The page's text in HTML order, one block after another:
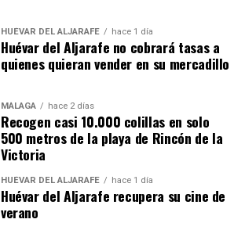
HUÉVAR DEL ALJARAFE hace 1 día
Huévar del Aljarafe no cobrará tasas a
quienes quieran vender en su mercadillo
MÁLAGA hace 2 días
Recogen casi 10.000 colillas en solo
500 metros de la playa de Rincón de la
Victoria
HUÉVAR DEL ALJARAFE hace 1 día
Huévar del Aljarafe recupera su cine de
verano